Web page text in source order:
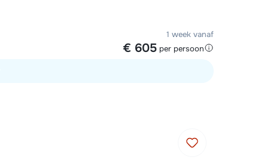
1 week vanaf
€ 605 per persoon